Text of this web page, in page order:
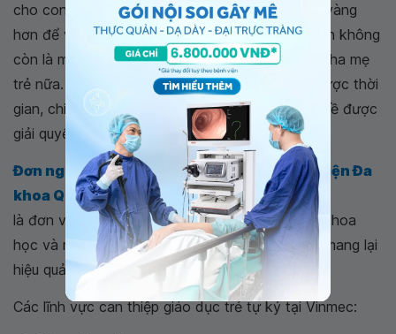
cho con mình các kiến thức tốt và tâm lý vững vàng
hơn để việc trẻ đi khám ở phòng khám/bệnh viện không
còn là một cuộc chiến tâm lý của trẻ và với cả cha mẹ
trẻ nữa. Hơn nữa điều này cũng giúp tiết kiệm được thời
gian, chi phí đi lại và chi phí khám chữa khi vẫn đề được
giải quyết nhanh chóng.
Đơn nguyên Tâm lý giáo dục – Tự kỷ, Bệnh viện Đa
khoa Quốc tế Vinmec Times City
là đơn vị tiên phong áp dụng các phương pháp khoa
học và nghệ thuật đánh giá và trị liệu trẻ tự kỷ, mang lại
hiệu quả cao.
Các lĩnh vực can thiệp giáo dục trẻ tự kỷ tại Vinmec: